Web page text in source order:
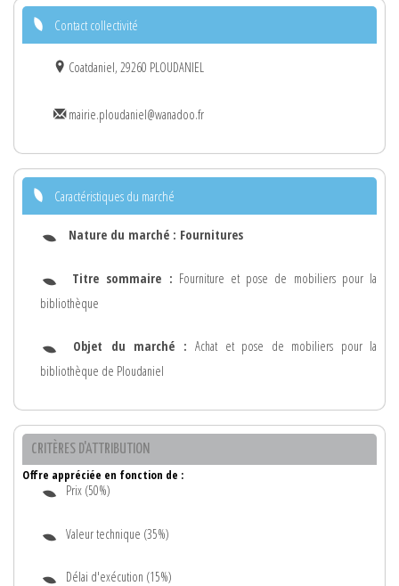
Contact collectivité
Coatdaniel, 29260 PLOUDANIEL
mairie.ploudaniel@wanadoo.fr
Caractéristiques du marché
Nature du marché : Fournitures
Titre sommaire : Fourniture et pose de mobiliers pour la
bibliothèque
Objet du marché :Achat et pose de mobiliers pour la
bibliothèque de Ploudaniel
CRITÈRES D'ATTRIBUTION
Offre appréciée en fonction de :
Prix (50%)
Valeur technique (35%)
Délai d'exécution (15%)